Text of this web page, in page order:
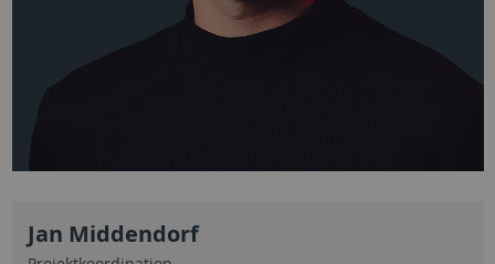
Jan Middendorf